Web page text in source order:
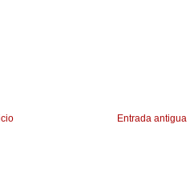
Entrada antigua